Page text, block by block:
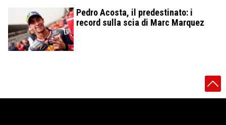
Pedro Acosta, il predestinato: i
record sulla scia di Marc Marquez